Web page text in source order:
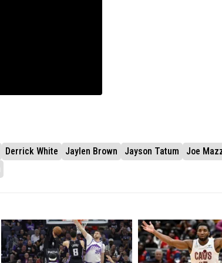
Derrick White Jaylen Brown Jayson Tatum
Joe